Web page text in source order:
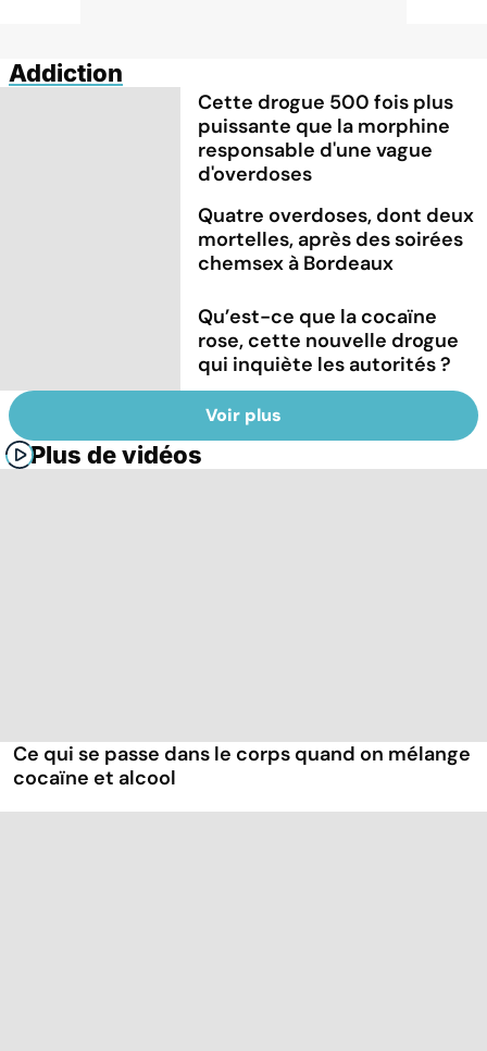
Addiction
Cette drogue 500 fois plus
puissante que la morphine
responsable d'une vague
d'overdoses
Quatre overdoses, dont deux
mortelles, après des soirées
chemsex à Bordeaux
Qu’est-ce que la cocaïne
rose, cette nouvelle drogue
qui inquiète les autorités ?
Voir plus
Plus de vidéos
Ce qui se passe dans le corps quand on mélange
cocaïne et alcool